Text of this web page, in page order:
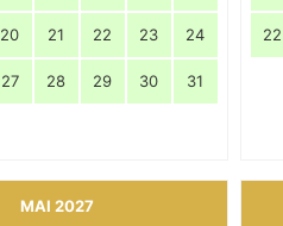
20 21 22 23 24
27 28 29 30 31
22
MAI 2027